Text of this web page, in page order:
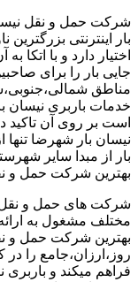
شرکت حمل و نقل
بار اینترنتی
اختیار دارد و با اتکا
جایی بار را برای
مناطق
خدمات باربری نیسان
است بر روی آن تاکید
نیسان بار شهرضا
بار از مبدا سایر
بهترین شرکت حمل و
شرکت های حمل و نقل
مختلف مشغول به
بهترین شرکت حمل و
روز،ارزان،جامع را
فراهم میکند و باربری